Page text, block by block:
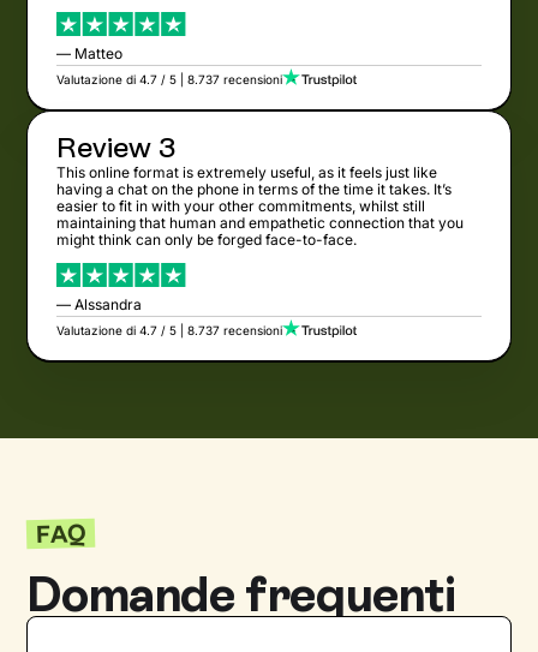
— Matteo
Valutazione di 4.7 / 5 | 8.737 recensioni
Review 3
This online format is extremely useful, as it feels just like
having a chat on the phone in terms of the time it takes. It’s
easier to fit in with your other commitments, whilst still
maintaining that human and empathetic connection that you
might think can only be forged face-to-face.
— Alssandra
Valutazione di 4.7 / 5 | 8.737 recensioni
FAQ
Domande frequenti